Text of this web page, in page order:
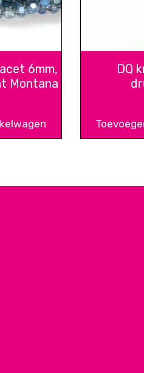
6mm,
Montana
DQ